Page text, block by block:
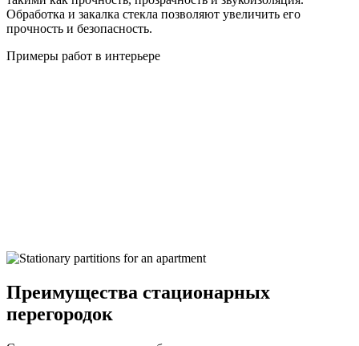
Обработка и закалка стекла позволяют увеличить его
прочность и безопасность.
Примеры работ в интерьере
Преимущества стационарных
перегородок